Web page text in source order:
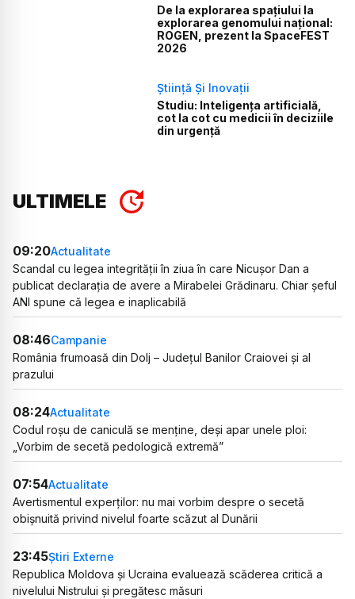
De la explorarea spațiului la
explorarea genomului național:
ROGEN, prezent la SpaceFEST
2026
Știință Și Inovații
Studiu: Inteligența artificială,
cot la cot cu medicii în deciziile
din urgență
ULTIMELE
09:20Actualitate
Scandal cu legea integrității în ziua în care Nicușor Dan a
publicat declarația de avere a Mirabelei Grădinaru. Chiar șeful
ANI spune că legea e inaplicabilă
08:46Campanie
România frumoasă din Dolj – Județul Banilor Craiovei și al
prazului
08:24Actualitate
Codul roșu de caniculă se menține, deși apar unele ploi:
„Vorbim de secetă pedologică extremă”
07:54Actualitate
Avertismentul experților: nu mai vorbim despre o secetă
obișnuită privind nivelul foarte scăzut al Dunării
23:45Știri Externe
Republica Moldova și Ucraina evaluează scăderea critică a
nivelului Nistrului și pregătesc măsuri